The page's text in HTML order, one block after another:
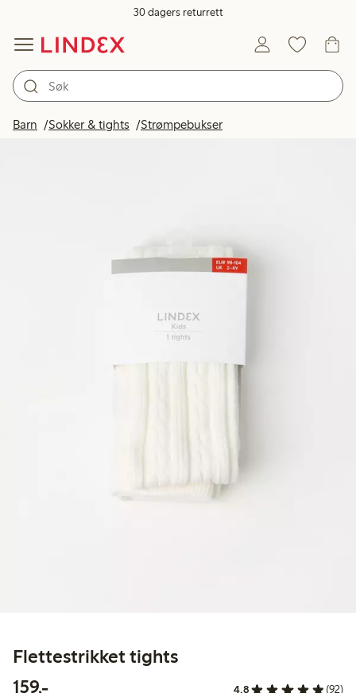
30 dagers returrett
Barn Sokker & tights Strømpebukser
Flettestrikket tights
159,-159,00 kr 4.8 (92)